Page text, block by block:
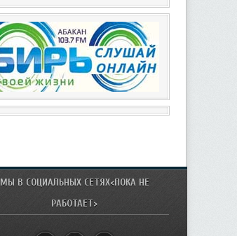
МЫ В СОЦИАЛЬНЫХ СЕТЯХ<ПОКА НЕ
РАБОТАЕТ>